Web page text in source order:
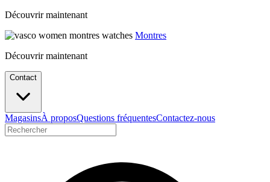
Découvrir maintenant
Montres
Découvrir maintenant
Contact
MagasinsÀ proposQuestions fréquentesContactez-nous